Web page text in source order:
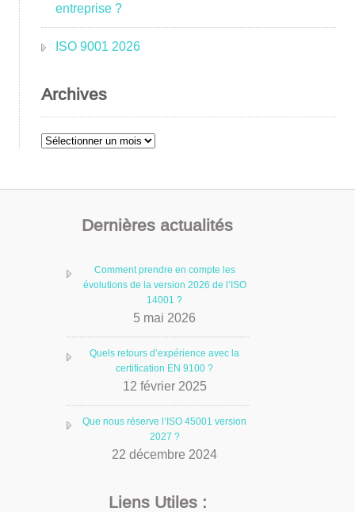
entreprise ?
ISO 9001 2026
Archives
Archives
Dernières actualités
Comment prendre en compte les
évolutions de la version 2026 de l’ISO
14001 ?
5 mai 2026
Quels retours d’expérience avec la
certification EN 9100 ?
12 février 2025
Que nous réserve l’ISO 45001 version
2027 ?
22 décembre 2024
Liens Utiles :